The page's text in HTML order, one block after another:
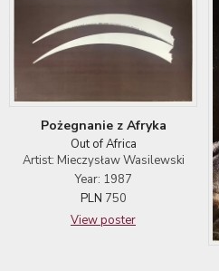
Pożegnanie z Afryka
Out of Africa
Artist: Mieczysław Wasilewski
Year: 1987
PLN 750
View poster